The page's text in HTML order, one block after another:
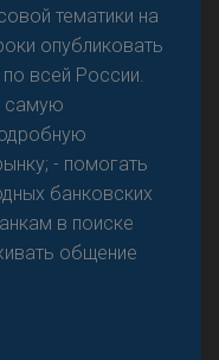
автокредитов не
тематики на
опубликовать
всей России.
самую
- помогать
банковских
в поиске
общение